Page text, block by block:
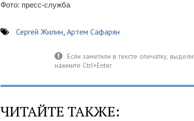
Фото: пресс-служба
Сергей Жилин, Артем Сафарян
ЧИТАЙТЕ ТАКЖЕ: